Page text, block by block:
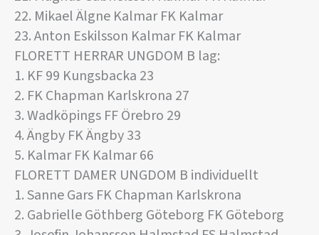
22. Mikael Älgne Kalmar FK Kalmar
23. Anton Eskilsson Kalmar FK Kalmar
FLORETT HERRAR UNGDOM B lag:
1. KF 99 Kungsbacka 23
2. FK Chapman Karlskrona 27
3. Wadköpings FF Örebro 29
4. Ängby FK Ängby 33
5. Kalmar FK Kalmar 66
FLORETT DAMER UNGDOM B individuellt
1. Sanne Gars FK Chapman Karlskrona
2. Gabrielle Göthberg Göteborg FK Göteborg